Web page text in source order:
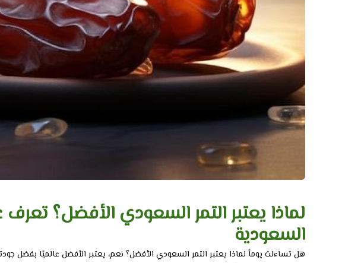
لماذا يعتبر التمر السعودي الأفضل؟
السعودية
هل تساءلت يوماً لماذا يعتبر التمر السعودي الأفضل؟ نعم، يعتبر الأفضل عالميًا بفضل